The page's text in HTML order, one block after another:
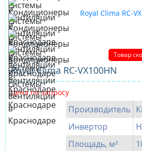
Товар
Royal Clima RC-VX100HN
Цена по запросу
Производитель
Инвертор
Площадь, м²